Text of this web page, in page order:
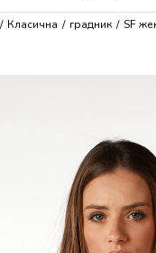
Класична градник SF